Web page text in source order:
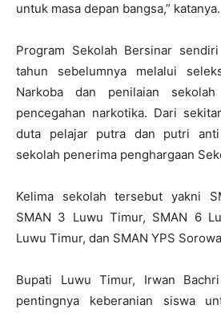
untuk masa depan bangsa,” katanya.
Program Sekolah Bersinar
tahun sebelumnya melalui
Narkoba dan penilaian
pencegahan narkotika. Dari
duta pelajar putra dan putri
sekolah penerima penghargaan
Kelima sekolah tersebut yakni
SMAN 3 Luwu Timur, SMAN 6
Luwu Timur, dan SMAN YPS
Bupati Luwu Timur, Irwan
pentingnya keberanian siswa